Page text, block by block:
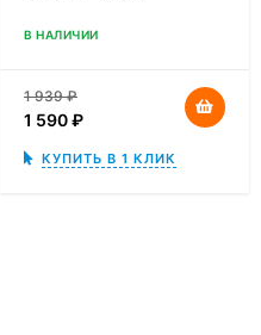
В НАЛИЧИИ
1 939₽
1 590₽
КУПИТЬ В 1 КЛИК